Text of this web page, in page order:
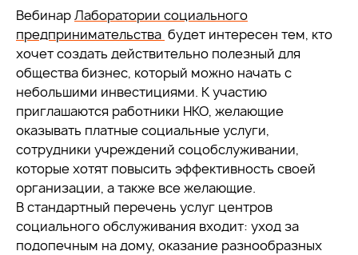
ВебинарЛаборатории социального
предпринимательства будет интересен тем, кто
хочет создать действительно полезный для
общества бизнес, который можно начать с
небольшими инвестициями. К участию
приглашаются работники НКО, желающие
оказывать платные социальные услуги,
сотрудники учреждений соцобслуживании,
которые хотят повысить эффективность своей
организации, а также все желающие.
В стандартный перечень услуг центров
социального обслуживания входит: уход за
подопечным на дому, оказание разнообразных